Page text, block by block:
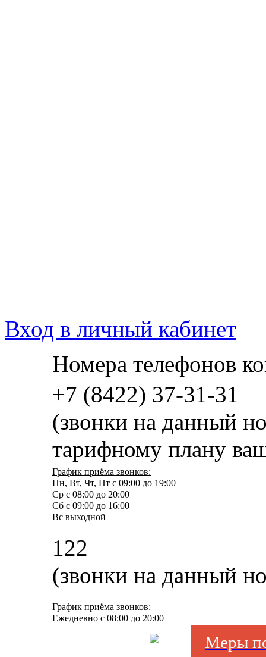
Вход в личный кабинет
Номера телефонов
+7 (8422) 37-31-31
(звонки на данный
тарифному плану
График приёма звонков:
Пн, Вт, Чт, Пт с 09:00 до 19:00
Ср с 08:00 до 20:00
Сб с 09:00 до 16:00
Вс выходной
122
(звонки на данный
График приёма звонков:
Ежедневно с 08:00 до 20:00
Меры